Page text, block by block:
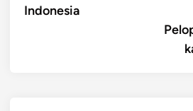
Indonesia